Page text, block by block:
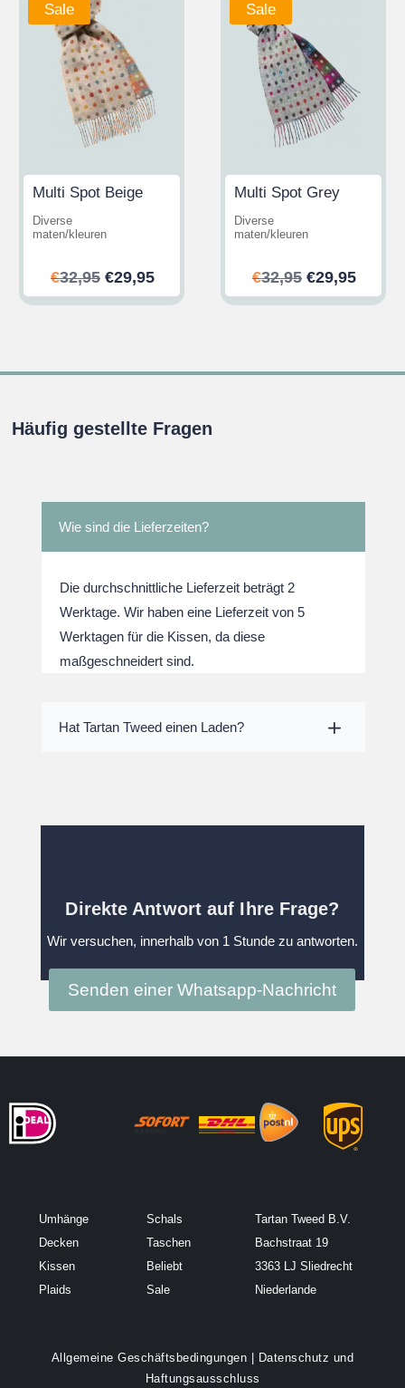
Sale
Multi Spot Beige
Diverse
maten/kleuren
€32,95 Ursprünglicher
Preis
€29,95Aktueller
Preis
Sale
Multi Spot Grey
Diverse
maten/kleuren
€32,95
Preis
€29,95
Preis
Häufig gestellte Fragen
Wie sind die Lieferzeiten?
Die durchschnittliche Lieferzeit beträgt 2
Werktage. Wir haben eine Lieferzeit von 5
Werktagen für die Kissen, da diese
maßgeschneidert sind.
Hat Tartan Tweed einen Laden?
Direkte Antwort auf Ihre Frage?
Wir versuchen, innerhalb von 1 Stunde zu antworten.
Senden einer Whatsapp-Nachricht
Umhänge
Decken
Kissen
Plaids
Schals
Taschen
Beliebt
Sale
Tartan Tweed B.V.
Bachstraat 19
3363 LJ Sliedrecht
Niederlande
Allgemeine Geschäftsbedingungen
Datenschutz und
Haftungsausschluss